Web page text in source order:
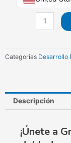
para
Prosperar
cantidad
Categorias Desarrollo
Descripción
¡Únete a